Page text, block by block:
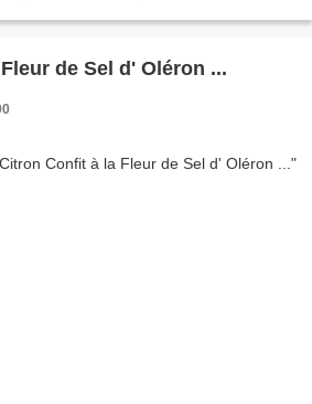
de Sel d' Oléron ...